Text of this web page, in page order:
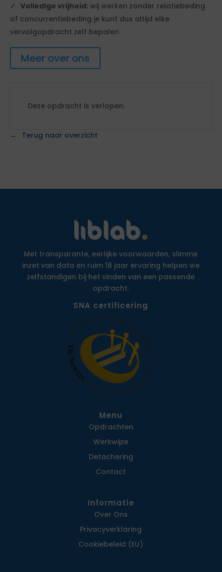
Volledige vrijheid: wij werken zonder relatiebeding
of concurrentiebeding je kunt dus altijd elke
vervolgopdracht zelf bepalen
Meer over ons
Deze opdracht is verlopen.
Terug naar overzicht
Met transparante, eerlijke voorwaarden, slimme
inzet van data en ruim 18 jaar ervaring helpen we
zelfstandigen bij het vinden van een passende
opdracht.
SNA certificering
Menu
Opdrachten
Werkwijze
Detachering
Contact
Informatie
Over Ons
Privacy­verklaring
Cookiebeleid (EU)